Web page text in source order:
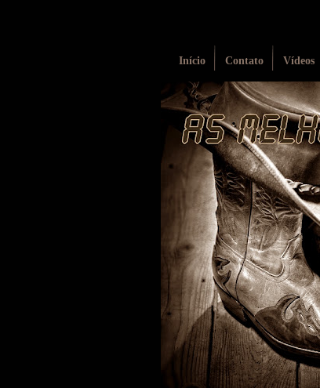
Início Contato Vídeos